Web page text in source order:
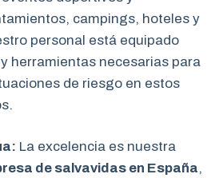
campings, hoteles y
personal está equipado
herramientas necesarias para
de riesgo en estos
La excelencia es nuestra
de salvavidas en España,